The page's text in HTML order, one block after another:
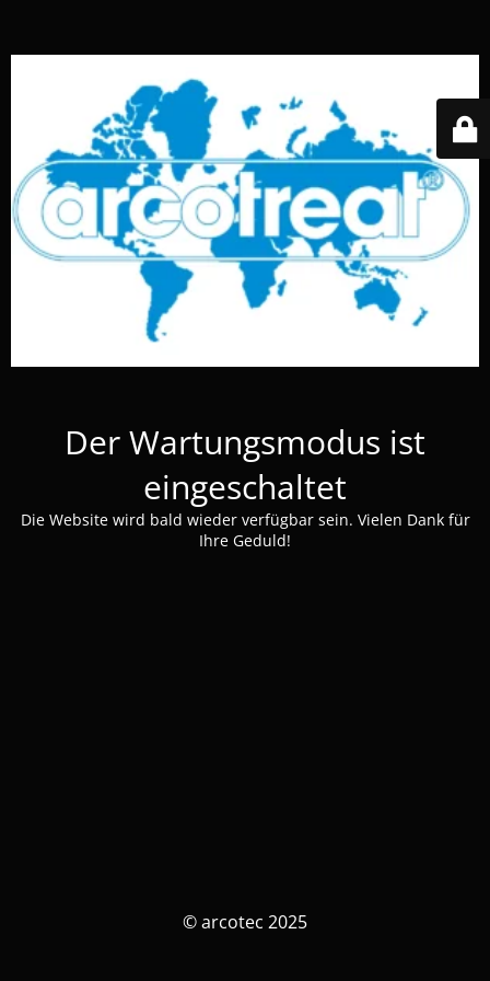
Der Wartungsmodus ist
eingeschaltet
Die Website wird bald wieder verfügbar sein. Vielen Dank für
Ihre Geduld!
© arcotec 2025